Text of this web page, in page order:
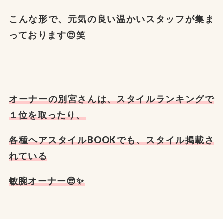
こんな形で、元気の良い温かいスタッフが集ま
っております😍笑
オーナーの別宮さんは、スタイルランキングで
１位を取ったり、
各種ヘアスタイルBOOKでも、スタイル掲載さ
れている
敏腕オーナー😎✨